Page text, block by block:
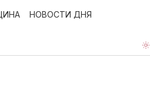
НОВОСТИ ДНЯ